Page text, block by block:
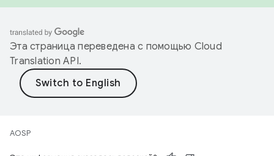
Эта страница переведена с помощью Cloud
Translation API.
AOSP